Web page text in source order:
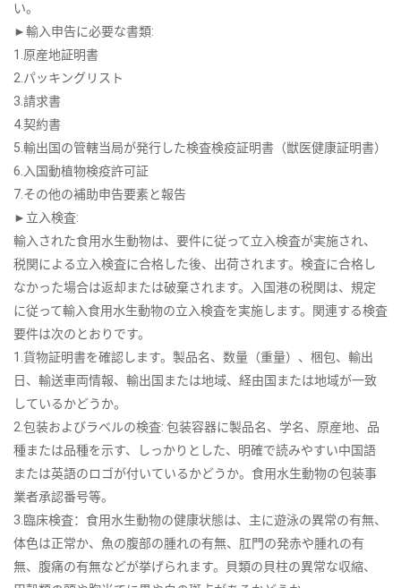
い。
►輸入申告に必要な書類:
1.原産地証明書
2.パッキングリスト
3.請求書
4.契約書
5.輸出国の管轄当局が発行した検査検疫証明書（獣医健康証明書）
6.入国動植物検疫許可証
7.その他の補助申告要素と報告
►立入検査:
輸入された食用水生動物は、要件に従って立入検査が実施され、
税関による立入検査に合格した後、出荷されます。検査に合格し
なかった場合は返却または破棄されます。入国港の税関は、規定
に従って輸入食用水生動物の立入検査を実施します。関連する検査
要件は次のとおりです。
1.貨物証明書を確認します。製品名、数量（重量）、梱包、輸出
日、輸送車両情報、輸出国または地域、経由国または地域が一致
しているかどうか。
2.包装およびラベルの検査: 包装容器に製品名、学名、原産地、品
種または品種を示す、しっかりとした、明確で読みやすい中国語
または英語のロゴが付いているかどうか。食用水生動物の包装事
業者承認番号等。
3.臨床検査：食用水生動物の健康状態は、主に遊泳の異常の有無、
体色は正常か、魚の腹部の腫れの有無、肛門の発赤や腫れの有
無、腹痛の有無などが挙げられます。貝類の貝柱の異常な収縮、